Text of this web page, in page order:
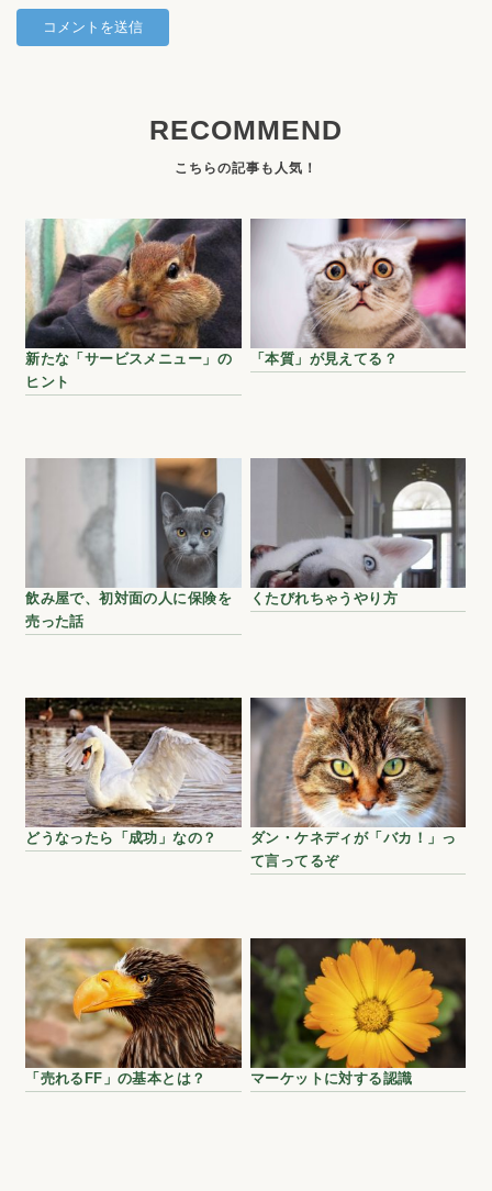
RECOMMEND
新たな「サービスメニュー」の
ヒント
「本質」が見えてる？
飲み屋で、初対面の人に保険を
売った話
くたびれちゃうやり方
どうなったら「成功」なの？
ダン・ケネディが「バカ！」っ
て言ってるぞ
「売れるFF」の基本とは？ マーケットに対する認識